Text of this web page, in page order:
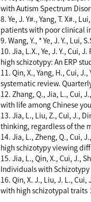
with Autism Spectrum
8. Ye, J. Y#., Yang, T. X#.,
patients with poor clinical
9. Wang, Y., * Ye, J. Y., Lui,
10. Jia, L.X., Ye, J. Y., Cui,
high schizotypy: An ERP
11. Qin, X., Yang, H., Cui,
systematic review.
12. Zhang, Q., Jia, L., Cui,
with life among Chinese
13. Jia, L., Liu, Z., Cui, J.,
thinking, regardless of the
14. Jia, L., Zheng, Q., Cui,
high schizotypy viewing
15. Jia, L., Qin, X., Cui, J.,
Individuals with
16. Qin, X. J., Liu, J. L.,
with high schizotypal traits